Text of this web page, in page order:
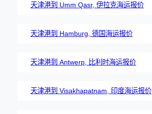
天津港到 Umm Qasr, 伊拉克海运报价
天津港到 Hamburg, 德国海运报价
天津港到 Antwerp, 比利时海运报价
天津港到 Visakhapatnam, 印度海运报价